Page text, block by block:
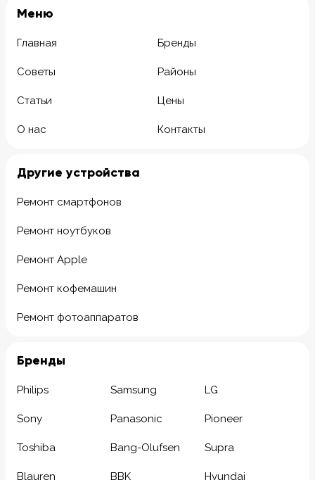
Meню
Главная Бренды
Советы Районы
Статьи Цены
О нас Контакты
Другие устройства
Ремонт смартфонов
Ремонт ноутбуков
Ремонт Apple
Ремонт кофемашин
Ремонт фотоаппаратов
Бренды
Philips Samsung LG
Sony Panasonic Pioneer
Toshiba Bang-Olufsen Supra
Blauren BBK Hyundai